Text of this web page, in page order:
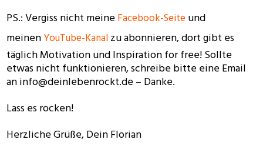
PS.: Vergiss nicht meineFacebook-Seite und
meinenYouTube-Kanalzu abonnieren, dort gibt es
täglich Motivation und Inspiration for free! Sollte
etwas nicht funktionieren, schreibe bitte eine Email
an info@deinlebenrockt.de – Danke.
Lass es rocken!
Herzliche Grüße, Dein Florian